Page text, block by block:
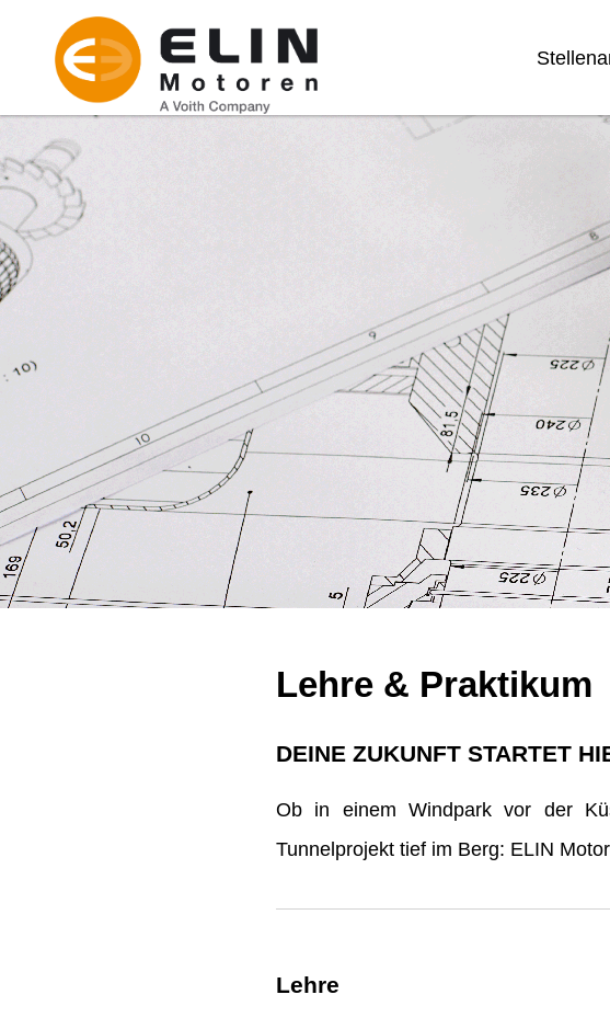
Lehre & Praktikum
DEINE ZUKUNFT STARTET
Ob in einem Windpark vor der
Tunnelprojekt tief im Berg: ELIN
Lehre